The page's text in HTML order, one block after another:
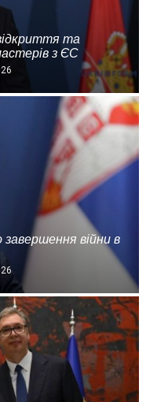
та
з ЄС
війни в